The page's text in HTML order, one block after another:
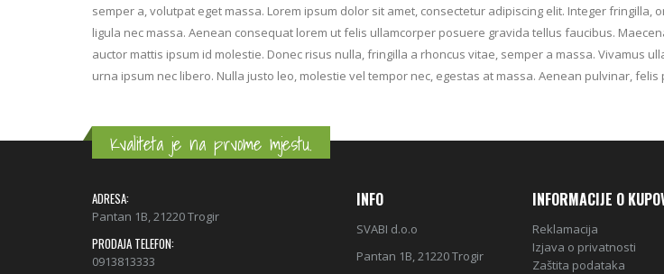
semper a, volutpat eget massa. Lorem ipsum dolor sit amet, consectetur adipiscing elit. Integer
ligula nec massa. Aenean consequat lorem ut felis ullamcorper posuere gravida tellus faucibus.
auctor mattis ipsum id molestie. Donec risus nulla, fringilla a rhoncus vitae, semper a massa. Vivamus
urna ipsum nec libero. Nulla justo leo, molestie vel tempor nec, egestas at massa. Aenean pulvinar,
Kvaliteta je na prvome mjestu.
ADRESA:
Pantan 1B, 21220 Trogir
PRODAJA TELEFON:
0913813333
INFO
SVABI d.o.o
Pantan 1B, 21220 Trogir
INFORMACIJE O
Reklamacija
Izjava o privatnosti
Zaštita podataka